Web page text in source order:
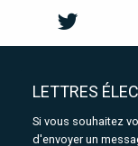
LETTRES
Si vous souhaitez
d'envoyer un